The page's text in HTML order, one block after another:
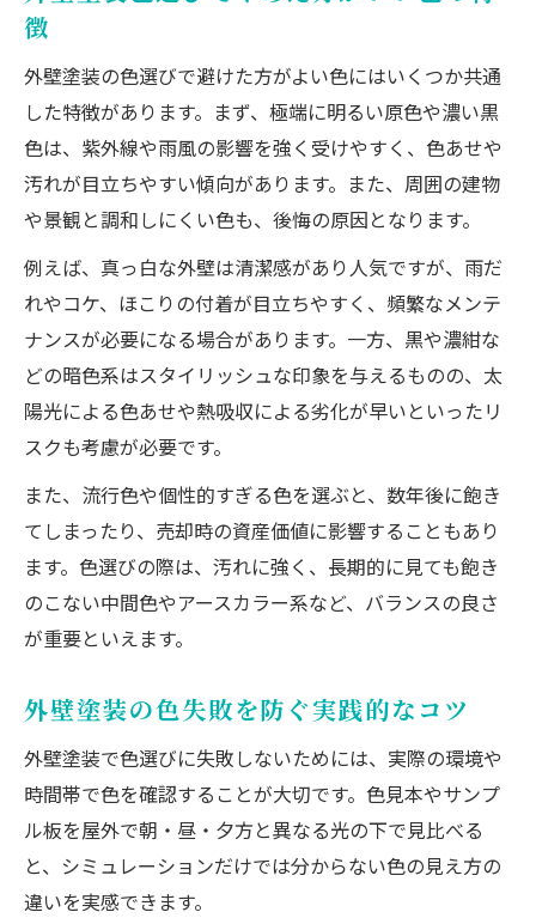
徴
外壁塗装の色選びで避けた方がよい色にはいくつか共通
した特徴があります。まず、極端に明るい原色や濃い黒
色は、紫外線や雨風の影響を強く受けやすく、色あせや
汚れが目立ちやすい傾向があります。また、周囲の建物
や景観と調和しにくい色も、後悔の原因となります。
例えば、真っ白な外壁は清潔感があり人気ですが、雨だ
れやコケ、ほこりの付着が目立ちやすく、頻繁なメンテ
ナンスが必要になる場合があります。一方、黒や濃紺な
どの暗色系はスタイリッシュな印象を与えるものの、太
陽光による色あせや熱吸収による劣化が早いといったリ
スクも考慮が必要です。
また、流行色や個性的すぎる色を選ぶと、数年後に飽き
てしまったり、売却時の資産価値に影響することもあり
ます。色選びの際は、汚れに強く、長期的に見ても飽き
のこない中間色やアースカラー系など、バランスの良さ
が重要といえます。
外壁塗装の色失敗を防ぐ実践的なコツ
外壁塗装で色選びに失敗しないためには、実際の環境や
時間帯で色を確認することが大切です。色見本やサンプ
ル板を屋外で朝・昼・夕方と異なる光の下で見比べる
と、シミュレーションだけでは分からない色の見え方の
違いを実感できます。